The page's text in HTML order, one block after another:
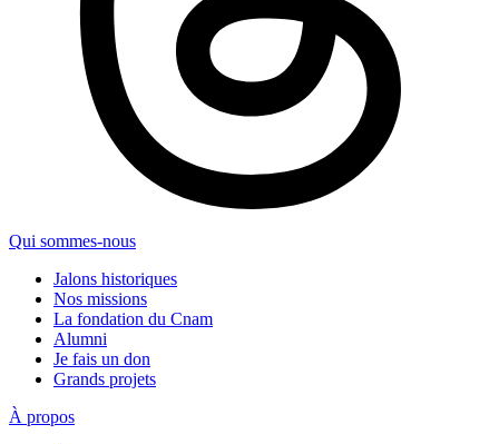
Qui sommes-nous
Jalons historiques
Nos missions
La fondation du Cnam
Alumni
Je fais un don
Grands projets
À propos